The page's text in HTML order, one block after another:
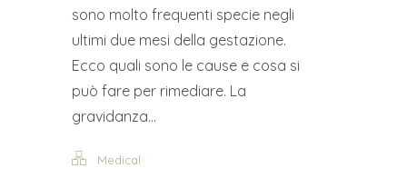
sono molto frequenti specie negli
ultimi due mesi della gestazione.
Ecco quali sono le cause e cosa si
può fare per rimediare. La
gravidanza...
Medical